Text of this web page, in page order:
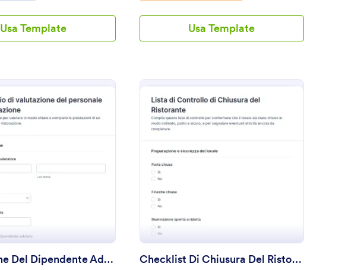
Usa Template Usa Template
Anteprima : Valutazione Del Dipendente Addetto Al Servizio Di Ristorazione
Valutazione Del Dipendente Addetto Al Servizio Di Ristorazione Checklist Di Chiusura Del Ristorante